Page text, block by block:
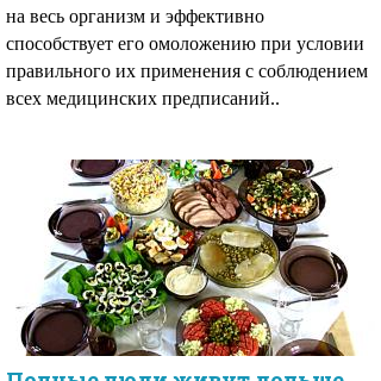
на весь организм и эффективно
способствует его омоложению при условии
правильного иx применения с соблюдением
всех медицинских предписаний..